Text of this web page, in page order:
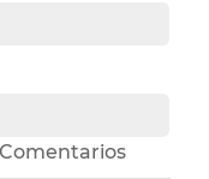
Comentarios